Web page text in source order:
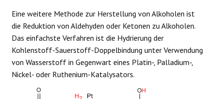
Eine weitere Methode zur Herstellung von Alkoholen ist
die Reduktion von Aldehyden oder Ketonen zu Alkoholen.
Das einfachste Verfahren ist die Hydrierung der
Kohlenstoff-Sauerstoff-Doppelbindung unter Verwendung
von Wasserstoff in Gegenwart eines Platin-, Palladium-,
Nickel- oder Ruthenium-Katalysators.